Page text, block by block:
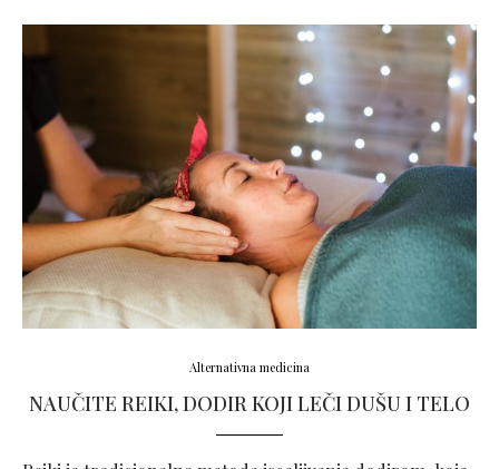
Alternativna medicina
NAUČITE REIKI, DODIR KOJI LEČI DUŠU I TELO